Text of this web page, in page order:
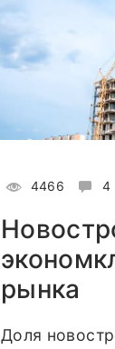
4466 4
рынка
Доля